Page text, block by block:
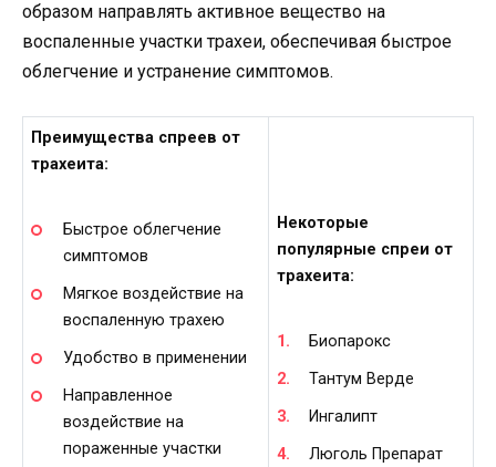
образом направлять активное вещество на
воспаленные участки трахеи, обеспечивая быстрое
облегчение и устранение симптомов.
Преимущества спреев от
трахеита:
Быстрое облегчение
симптомов
Мягкое воздействие на
воспаленную трахею
Удобство в применении
Направленное
воздействие на
пораженные участки
Некоторые
популярные спреи от
трахеита:
Биопарокс
Тантум Верде
Ингалипт
Люголь Препарат